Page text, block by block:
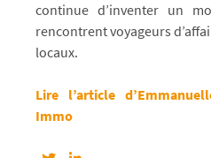
continue d’inventer un
rencontrent voyageurs
locaux.
Lire l’article
Immo